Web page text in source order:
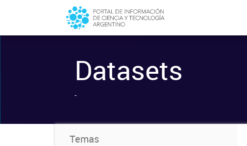
Datasets
-
Temas